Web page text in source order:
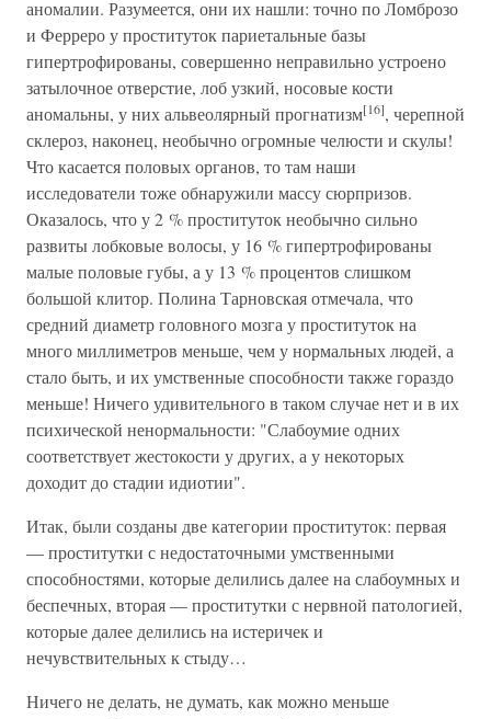
аномалии. Разумеется, они их нашли: точно по Ломброзо
и Ферреро у проституток париетальные базы
гипертрофированы, совершенно неправильно устроено
затылочное отверстие, лоб узкий, носовые кости
аномальны, у них альвеолярный прогнатизм[16], черепной
склероз, наконец, необычно огромные челюсти и скулы!
Что касается половых органов, то там наши
исследователи тоже обнаружили массу сюрпризов.
Оказалось, что у 2 % проституток необычно сильно
развиты лобковые волосы, у 16 % гипертрофированы
малые половые губы, а у 13 % процентов слишком
большой клитор. Полина Тарновская отмечала, что
средний диаметр головного мозга у проституток на
много миллиметров меньше, чем у нормальных людей, а
стало быть, и их умственные способности также гораздо
меньше! Ничего удивительного в таком случае нет и в их
психической ненормальности: "Слабоумие одних
соответствует жестокости у других, а у некоторых
доходит до стадии идиотии".
Итак, были созданы две категории проституток: первая
— проститутки с недостаточными умственными
способностями, которые делились далее на слабоумных и
беспечных, вторая — проститутки с нервной патологией,
которые далее делились на истеричек и
нечувствительных к стыду…
Ничего не делать, не думать, как можно меньше